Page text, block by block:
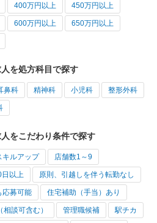
400万円以上 450万円以上
600万円以上 650万円以上
を処方科目で探す
鼻科 精神科 小児科 整形外科
をこだわり条件で探す
キルアップ 店舗数1～9
以上 原則、引越しを伴う転勤なし
応募可能 住宅補助（手当）あり
談可含む） 管理職候補 駅チカ